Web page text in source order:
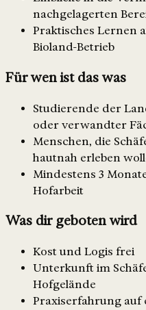
nachgelagerten
Praktisches Lernen
Bioland-Betrieb
Für wen ist das was
Studierende der
oder verwandter
Menschen, die
hautnah erleben
Mindestens 3
Hofarbeit
Was dir geboten wird
Kost und Logis frei
Unterkunft im
Hofgelände
Praxiserfahrung auf